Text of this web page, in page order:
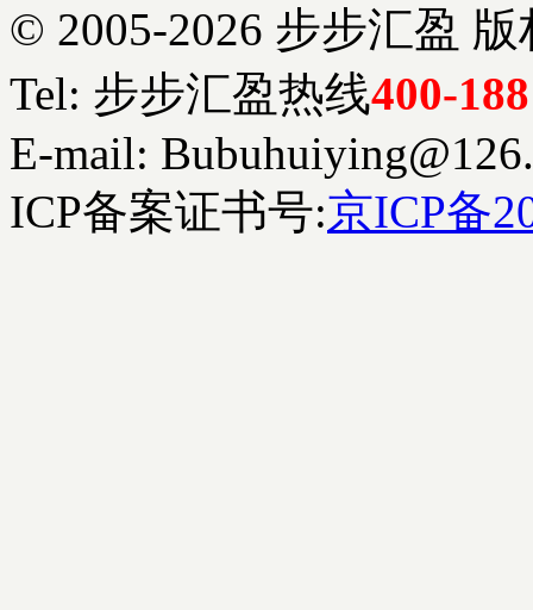
© 2005-2026 步步汇盈
Tel: 步步汇盈热线400-
E-mail:
ICP备案证书号:京ICP备